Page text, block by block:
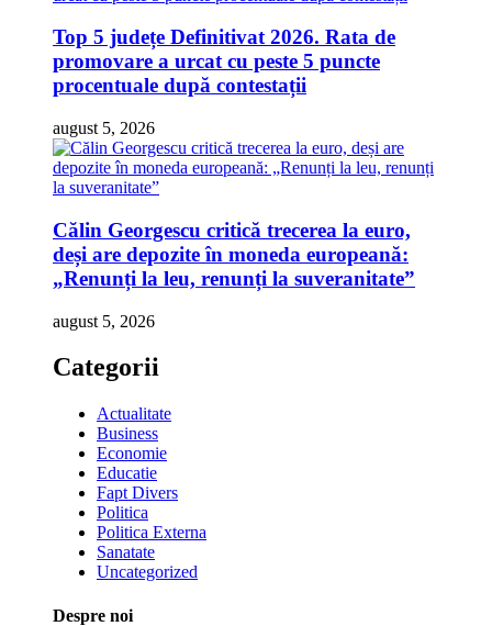
Top 5 județe Definitivat 2026. Rata de
promovare a urcat cu peste 5 puncte
procentuale după contestații
august 5, 2026
Călin Georgescu critică trecerea la euro,
deși are depozite în moneda europeană:
„Renunți la leu, renunți la suveranitate”
august 5, 2026
Categorii
Actualitate
Business
Economie
Educatie
Fapt Divers
Politica
Politica Externa
Sanatate
Uncategorized
Despre noi